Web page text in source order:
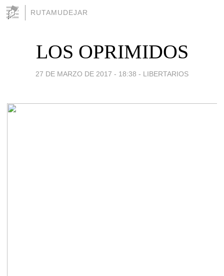
RUTAMUDEJAR
LOS OPRIMIDOS
27 DE MARZO DE 2017 - 18:38 - LIBERTARIOS